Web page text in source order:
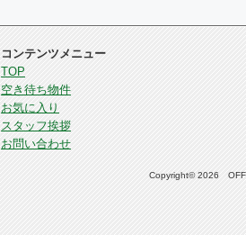
コンテンツメニュー
TOP
空き待ち物件
お気に入り
スタッフ挨拶
お問い合わせ
Copyright© 2026